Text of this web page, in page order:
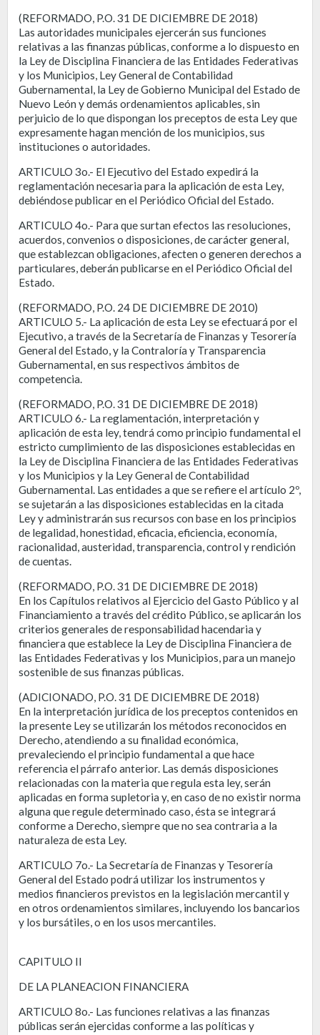
(REFORMADO, P.O. 31 DE DICIEMBRE DE 2018)
Las autoridades municipales ejercerán sus funciones
relativas a las finanzas públicas, conforme a lo dispuesto en
la Ley de Disciplina Financiera de las Entidades Federativas
y los Municipios, Ley General de Contabilidad
Gubernamental, la Ley de Gobierno Municipal del Estado de
Nuevo León y demás ordenamientos aplicables, sin
perjuicio de lo que dispongan los preceptos de esta Ley que
expresamente hagan mención de los municipios, sus
instituciones o autoridades.
ARTICULO 3o.- El Ejecutivo del Estado expedirá la
reglamentación necesaria para la aplicación de esta Ley,
debiéndose publicar en el Periódico Oficial del Estado.
ARTICULO 4o.- Para que surtan efectos las resoluciones,
acuerdos, convenios o disposiciones, de carácter general,
que establezcan obligaciones, afecten o generen derechos a
particulares, deberán publicarse en el Periódico Oficial del
Estado.
(REFORMADO, P.O. 24 DE DICIEMBRE DE 2010)
ARTICULO 5.- La aplicación de esta Ley se efectuará por el
Ejecutivo, a través de la Secretaría de Finanzas y Tesorería
General del Estado, y la Contraloría y Transparencia
Gubernamental, en sus respectivos ámbitos de
competencia.
(REFORMADO, P.O. 31 DE DICIEMBRE DE 2018)
ARTICULO 6.- La reglamentación, interpretación y
aplicación de esta ley, tendrá como principio fundamental el
estricto cumplimiento de las disposiciones establecidas en
la Ley de Disciplina Financiera de las Entidades Federativas
y los Municipios y la Ley General de Contabilidad
Gubernamental. Las entidades a que se refiere el artículo 2º,
se sujetarán a las disposiciones establecidas en la citada
Ley y administrarán sus recursos con base en los principios
de legalidad, honestidad, eficacia, eficiencia, economía,
racionalidad, austeridad, transparencia, control y rendición
de cuentas.
(REFORMADO, P.O. 31 DE DICIEMBRE DE 2018)
En los Capítulos relativos al Ejercicio del Gasto Público y al
Financiamiento a través del crédito Público, se aplicarán los
criterios generales de responsabilidad hacendaria y
financiera que establece la Ley de Disciplina Financiera de
las Entidades Federativas y los Municipios, para un manejo
sostenible de sus finanzas públicas.
(ADICIONADO, P.O. 31 DE DICIEMBRE DE 2018)
En la interpretación jurídica de los preceptos contenidos en
la presente Ley se utilizarán los métodos reconocidos en
Derecho, atendiendo a su finalidad económica,
prevaleciendo el principio fundamental a que hace
referencia el párrafo anterior. Las demás disposiciones
relacionadas con la materia que regula esta ley, serán
aplicadas en forma supletoria y, en caso de no existir norma
alguna que regule determinado caso, ésta se integrará
conforme a Derecho, siempre que no sea contraria a la
naturaleza de esta Ley.
ARTICULO 7o.- La Secretaría de Finanzas y Tesorería
General del Estado podrá utilizar los instrumentos y
medios financieros previstos en la legislación mercantil y
en otros ordenamientos similares, incluyendo los bancarios
y los bursátiles, o en los usos mercantiles.
CAPITULO II
DE LA PLANEACION FINANCIERA
ARTICULO 8o.- Las funciones relativas a las finanzas
públicas serán ejercidas conforme a las políticas y